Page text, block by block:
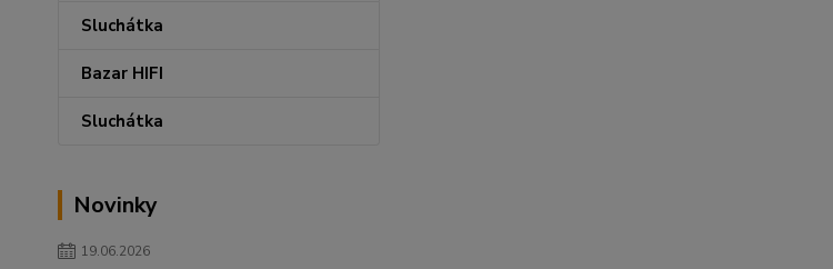
Sluchátka
Bazar HIFI
Sluchátka
Novinky
19.06.2026